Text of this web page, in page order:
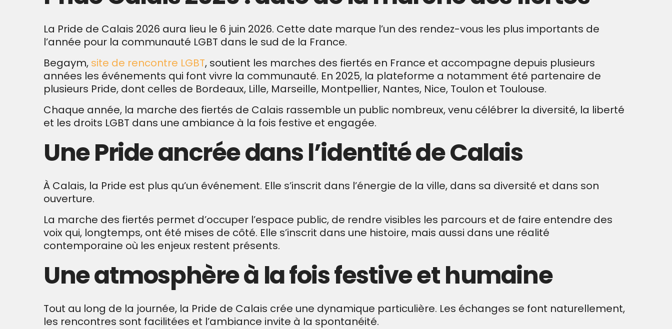
La Pride de Calais 2026 aura lieu le 6 juin 2026. Cette date marque l’un des rendez-vous les plus importants de
l’année pour la communauté LGBT dans le sud de la France.
Begaym, site de rencontre LGBT, soutient les marches des fiertés en France et accompagne depuis plusieurs
années les événements qui font vivre la communauté. En 2025, la plateforme a notamment été partenaire de
plusieurs Pride, dont celles de Bordeaux, Lille, Marseille, Montpellier, Nantes, Nice, Toulon et Toulouse.
Chaque année, la marche des fiertés de Calais rassemble un public nombreux, venu célébrer la diversité, la liberté
et les droits LGBT dans une ambiance à la fois festive et engagée.
Une Pride ancrée dans l’identité de Calais
À Calais, la Pride est plus qu’un événement. Elle s’inscrit dans l’énergie de la ville, dans sa diversité et dans son
ouverture.
La marche des fiertés permet d’occuper l’espace public, de rendre visibles les parcours et de faire entendre des
voix qui, longtemps, ont été mises de côté. Elle s’inscrit dans une histoire, mais aussi dans une réalité
contemporaine où les enjeux restent présents.
Une atmosphère à la fois festive et humaine
Tout au long de la journée, la Pride de Calais crée une dynamique particulière. Les échanges se font naturellement,
les rencontres sont facilitées et l’ambiance invite à la spontanéité.